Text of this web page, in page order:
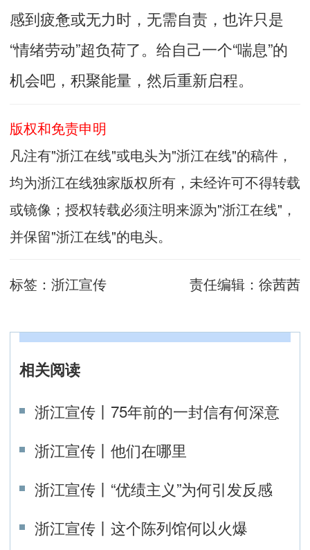
感到疲惫或无力时，无需自责，也许只是
“情绪劳动”超负荷了。给自己一个“喘息”的
机会吧，积聚能量，然后重新启程。
版权和免责申明
凡注有"浙江在线"或电头为"浙江在线"的稿件，
均为浙江在线独家版权所有，未经许可不得转载
或镜像；授权转载必须注明来源为"浙江在线"，
并保留"浙江在线"的电头。
标签： 浙江宣传 责任编辑： 徐茜茜
相关阅读
浙江宣传丨75年前的一封信有何深意
浙江宣传丨他们在哪里
浙江宣传丨“优绩主义”为何引发反感
浙江宣传丨这个陈列馆何以火爆